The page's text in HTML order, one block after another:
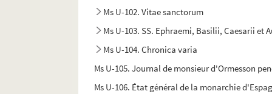
Ms U-102. Vitae sanctorum
Ms U-103. SS. Ephraemi, Basilii, Caesarii et
Ms U-104. Chronica varia
Ms U-105. Journal de monsieur d'Ormesson
Ms U-106. État général de la monarchie